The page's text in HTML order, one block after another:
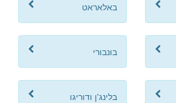
באלאראט
בונבורי
בלינג'ן ודוריגו